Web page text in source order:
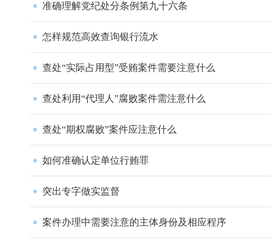
准确理解党纪处分条例第九十六条
怎样规范高效查询银行流水
查处“实际占用型”受贿案件需要注意什么
查处利用“代理人”腐败案件需注意什么
查处“期权腐败”案件应注意什么
如何准确认定单位行贿罪
突出专字做实监督
案件办理中需要注意的主体身份及相应程序